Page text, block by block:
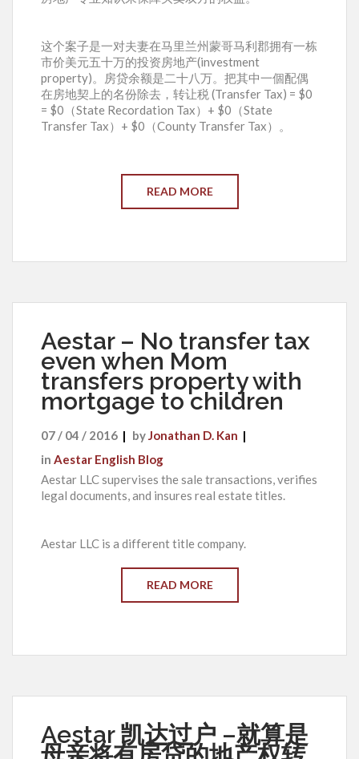
这个案子是一对夫妻在马里兰州蒙哥马利郡拥有一栋
市价美元五十万的投资房地产(investment
property)。房贷余额是二十八万。把其中一個配偶
在房地契上的名份除去，转让税 (Transfer Tax) = $0
= $0（State Recordation Tax）+ $0（State
Transfer Tax）+ $0（County Transfer Tax）。
READ MORE
Aestar – No transfer tax
even when Mom
transfers property with
mortgage to children
07 / 04 / 2016 byJonathan D. Kan
in Aestar English Blog
Aestar LLC supervises the sale transactions, verifies
legal documents, and insures real estate titles.
Aestar LLC is a different title company.
READ MORE
Aestar 凯达过户 –就算是